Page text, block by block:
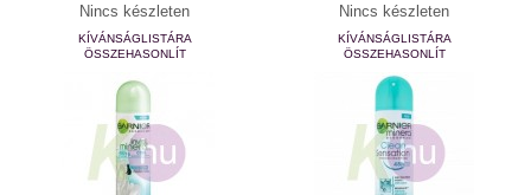
Nincs készleten
KÍVÁNSÁGLISTÁRA
ÖSSZEHASONLÍT
Nincs készleten
KÍVÁNSÁGLISTÁRA
ÖSSZEHASONLÍT